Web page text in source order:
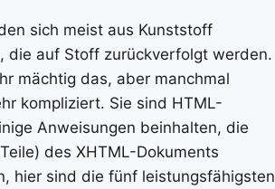
sich meist aus Kunststoff
die auf Stoff zurückverfolgt werden.
mächtig das, aber manchmal
kompliziert. Sie sind HTML-
Anweisungen beinhalten, die
des XHTML-Dokuments
hier sind die fünf leistungsfähigsten